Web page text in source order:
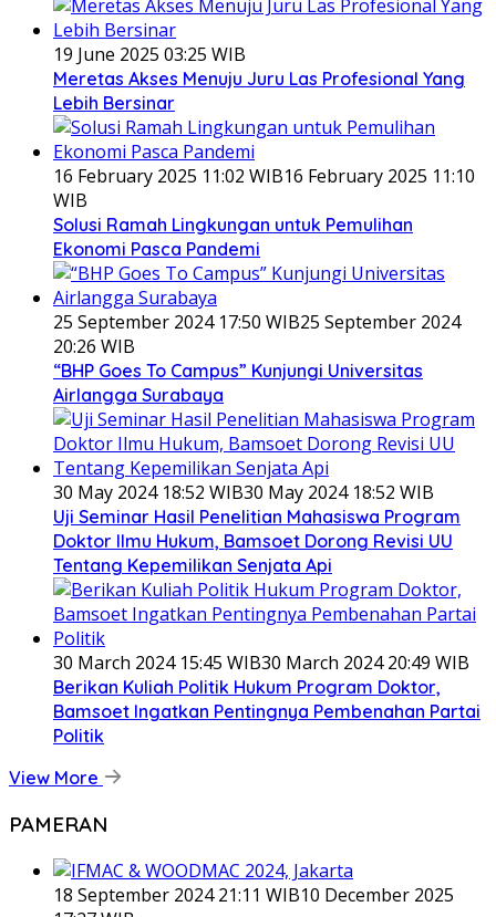
19 June 2025 03:25 WIB
Meretas Akses Menuju Juru Las Profesional Yang
Lebih Bersinar
16 February 2025 11:02 WIB16 February 2025 11:10
WIB
Solusi Ramah Lingkungan untuk Pemulihan
Ekonomi Pasca Pandemi
25 September 2024 17:50 WIB25 September 2024
20:26 WIB
“BHP Goes To Campus” Kunjungi Universitas
Airlangga Surabaya
30 May 2024 18:52 WIB30 May 2024 18:52 WIB
Uji Seminar Hasil Penelitian Mahasiswa Program
Doktor Ilmu Hukum, Bamsoet Dorong Revisi UU
Tentang Kepemilikan Senjata Api
30 March 2024 15:45 WIB30 March 2024 20:49 WIB
Berikan Kuliah Politik Hukum Program Doktor,
Bamsoet Ingatkan Pentingnya Pembenahan Partai
Politik
View More
PAMERAN
18 September 2024 21:11 WIB10 December 2025